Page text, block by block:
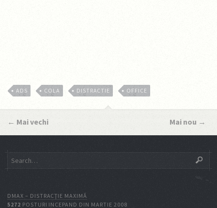
ADS COLA DISTRACTIE OFFICE
← Mai vechi Mai nou →
DMAX – DISTRACŢIE MAXIMĂ
5272 POSTURI INCEPAND DIN MARTIE 2008